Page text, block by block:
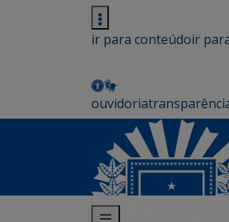
ir para conteúdoir
ouvidoria